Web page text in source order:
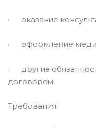
· оказание
· оформление
· другие
договором
Требования: